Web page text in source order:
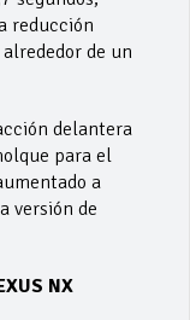
reducción
alrededor de un
delantera
para el
a
versión de
NX